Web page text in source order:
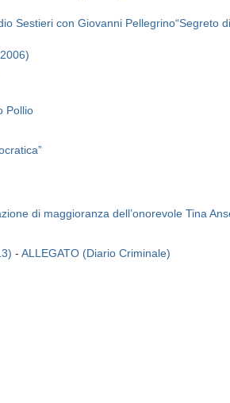
Sestieri con Giovanni Pellegrino“Segreto
Pollio
di maggioranza dell’onorevole Tina
- ALLEGATO (Diario Criminale)